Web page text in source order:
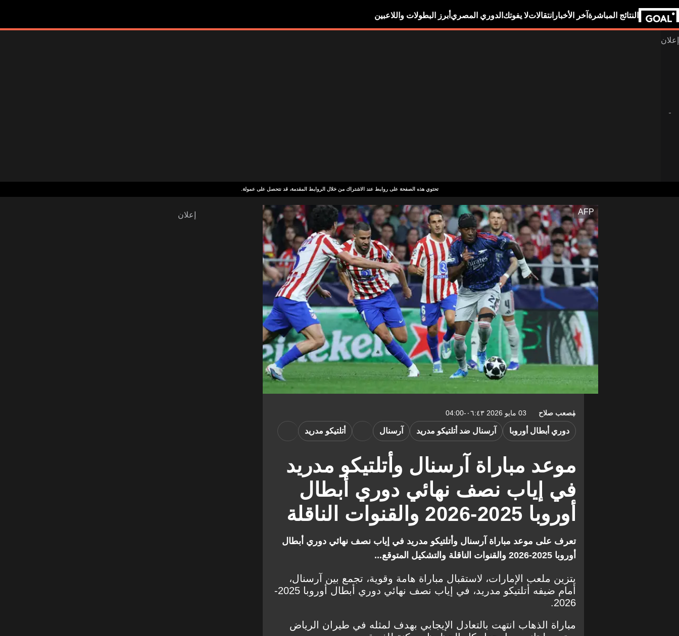
النتائج المباشرة آخر الأخبار انتقالاتلا يفوتك الدوري المصري أبرز البطولات واللاعبين
تحتوي هذه الصفحة على روابط عند الاشتراك من خلال الروابط المقدمة، قد نتحصل على عمولة.
AFP
مصعب صلاح 03 مايو 2026 ٠٦:٤٣-04:00
موعد مباراة آرسنال وأتلتيكو مدريد
في إياب نصف نهائي دوري أبطال
أوروبا 2025-2026 والقنوات الناقلة
دوري أبطال أوروبا آرسنال ضد أتلتيكو مدريد آرسنال أتلتيكو مدريد
تعرف على موعد مباراة آرسنال وأتلتيكو مدريد في إياب نصف نهائي دوري أبطال
أوروبا 2025-2026 والقنوات الناقلة والتشكيل المتوقع...
يتزين ملعب الإمارات، لاستقبال مباراة هامة وقوية، تجمع بين آرسنال،
أمام ضيفه أتلتيكو مدريد، في إياب نصف نهائي دوري أبطال أوروبا 2025-
2026.
مباراة الذهاب انتهت بالتعادل الإيجابي بهدف لمثله في طيران الرياض